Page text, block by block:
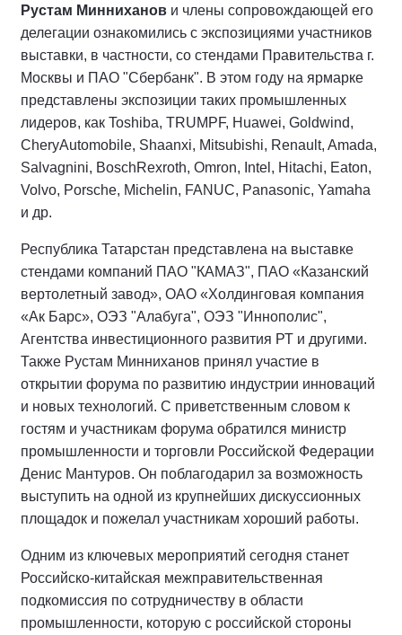
Рустам Минниханов и члены сопровождающей его
делегации ознакомились с экспозициями участников
выставки, в частности, со стендами Правительства г.
Москвы и ПАО "Сбербанк". В этом году на ярмарке
представлены экспозиции таких промышленных
лидеров, как Toshiba, TRUMPF, Huawei, Goldwind,
CheryAutomobile, Shaanxi, Mitsubishi, Renault, Amada,
Salvagnini, BoschRexroth, Omron, Intel, Hitachi, Eaton,
Volvo, Porsche, Michelin, FANUC, Panasonic, Yamaha
и др.
Республика Татарстан представлена на выставке
стендами компаний ПАО "КАМАЗ", ПАО «Казанский
вертолетный завод», ОАО «Холдинговая компания
«Ак Барс», ОЭЗ "Алабуга", ОЭЗ "Иннополис",
Агентства инвестиционного развития РТ и другими.
Также Рустам Минниханов принял участие в
открытии форума по развитию индустрии инноваций
и новых технологий. С приветственным словом к
гостям и участникам форума обратился министр
промышленности и торговли Российской Федерации
Денис Мантуров. Он поблагодарил за возможность
выступить на одной из крупнейших дискуссионных
площадок и пожелал участникам хороший работы.
Одним из ключевых мероприятий сегодня станет
Российско-китайская межправительственная
подкомиссия по сотрудничеству в области
промышленности, которую с российской стороны